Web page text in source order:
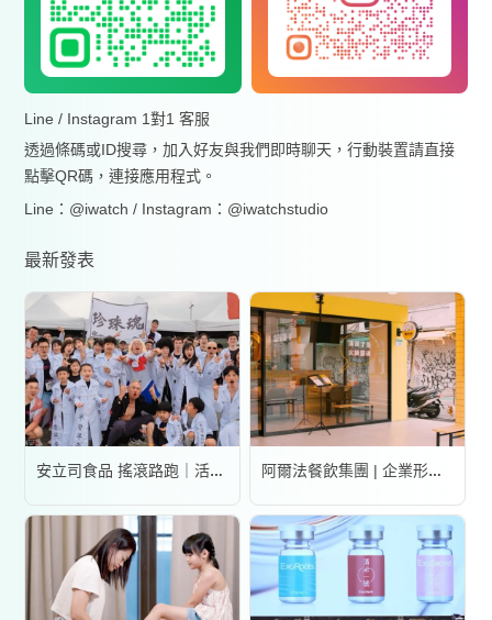
Line / Instagram 1對1 客服
透過條碼或ID搜尋，加入好友與我們即時聊天，行動裝置請直接
點擊QR碼，連接應用程式。
Line：@iwatch / Instagram：@iwatchstudio
最新發表
安立司食品 搖滾路跑｜活動錄影 阿爾法餐飲集團 | 企業形象宣傳片